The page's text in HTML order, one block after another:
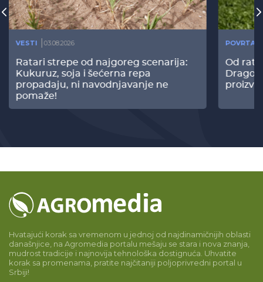
VESTI 03.08.2026
Ratari strepe od najgoreg scenarija:
Kukuruz, soja i šećerna repa
propadaju, ni navodnjavanje ne
pomaže!
Od
Hvatajući korak sa vremenom u jednoj od najdinamičnijih oblasti
današnjice, na Agromedia portalu mešaju se stara i nova znanja,
mudrost tradicije i najnovija tehnološka dostignuća. Uhvatite
korak sa promenama, pratite najčitaniji poljoprivredni portal u
Srbiji!